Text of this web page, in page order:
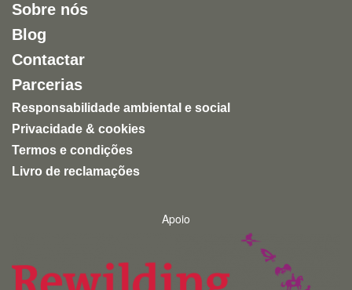
Sobre nós
Blog
Contactar
Parcerias
Responsabilidade ambiental e social
Privacidade & cookies
Termos e condições
Livro de reclamações
Apoio